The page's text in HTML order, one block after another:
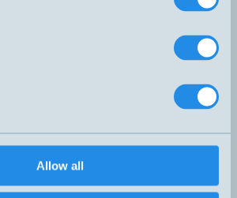
Allow all
1,5mm
5x5x25mm
PNP NO